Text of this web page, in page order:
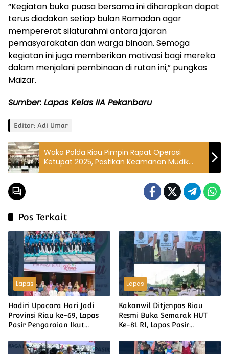
“Kegiatan buka puasa bersama ini diharapkan dapat
terus diadakan setiap bulan Ramadan agar
mempererat silaturahmi antara jajaran
pemasyarakatan dan warga binaan. Semoga
kegiatan ini juga memberikan motivasi bagi mereka
dalam menjalani pembinaan di rutan ini,” pungkas
Maizar.
Sumber: Lapas Kelas IIA Pekanbaru
Editor: Adi Umar
Waka Polda Riau Pimpin Rapat Operasi
Ketupat 2025, Pastikan Keamanan Mudik
Lebaran
Pos Terkait
Lapas
Hadiri Upacara Hari Jadi
Provinsi Riau ke-69, Lapas
Pasir Pengaraian Ikut
Tingkat Kabupaten Rokan
Lapas
Kakanwil Ditjenpas Riau
Resmi Buka Semarak HUT
Ke-81 RI, Lapas Pasir
Terbaik di Kakanwil Cup Mini